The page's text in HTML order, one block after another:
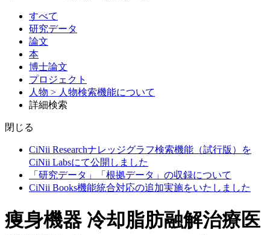
すべて
研究データ
論文
本
博士論文
プロジェクト
人物 > 人物検索機能について
詳細検索
閉じる
CiNii Researchナレッジグラフ検索機能（試行版）を
CiNii Labsにて公開しました
「研究データ」「根拠データ」の収録について
CiNii Books機能統合対応の追加実施をいたしました
痩身機器 冷却脂肪融解治療医